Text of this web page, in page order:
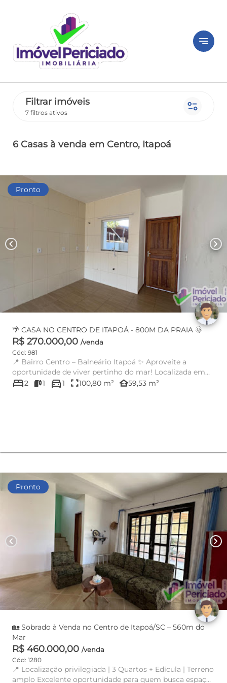
notes
Filtrar imóveis
7 filtros ativos page_info
6 Casas à venda em Centro, Itapoá
Pronto
chevron_left chevron_right
🌴 CASA NO CENTRO DE ITAPOÁ - 800M DA PRAIA 🌞
R$ 270.000,00 /venda
Cód: 981
📍 Bairro Centro – Balneário Itapoá ✨ Aproveite a
oportunidade de viver pertinho do mar! Localizada em
uma região...
bed2 1 directions_car1 fullscreen100,80 m² other_houses59,53 m²
Pronto
chevron_left chevron_right
🏡 Sobrado à Venda no Centro de Itapoá/SC – 560m do
Mar
R$ 460.000,00 /venda
Cód: 1280
📍 Localização privilegiada | 3 Quartos + Edícula | Terreno
amplo Excelente oportunidade para quem busca espaço,